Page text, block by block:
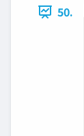
50.